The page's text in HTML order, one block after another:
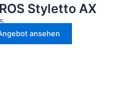
Styletto AX
ansehen